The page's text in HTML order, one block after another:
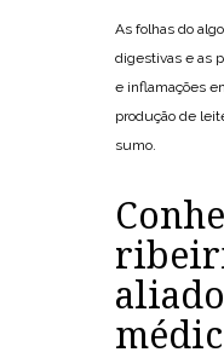
As folhas do
digestivas e as
e inflamações
produção de
sumo.